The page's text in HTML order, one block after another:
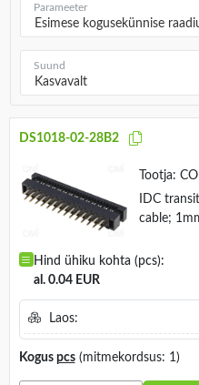
Esimese kogusekünnise
Parameeter
Kasvavalt
Suund
DS1018-02-28B2
Tootja:
IDC
cable;
Hind ühiku kohta (pcs):
al. 0.04 EUR
Laos:
Kogus pcs(mitmekordsus: 1)